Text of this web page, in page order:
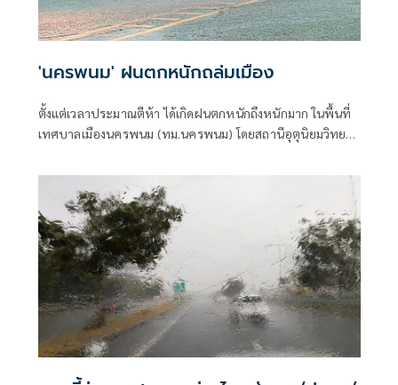
'นครพนม' ฝนตกหนักถล่มเมือง
ตั้งแต่เวลาประมาณตีห้า ได้เกิดฝนตกหนักถึงหนักมาก ในพื้นที่
เทศบาลเมืองนครพนม (ทม.นครพนม) โดยสถานีอุตุนิยมวิทยา